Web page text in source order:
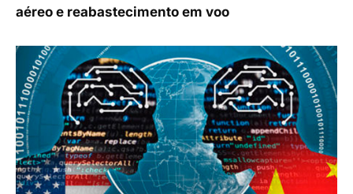
aéreo e reabastecimento em voo